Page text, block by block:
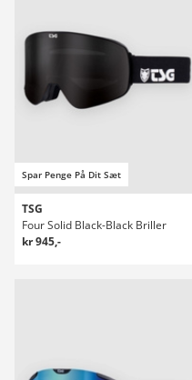
Spar Penge På Dit Sæt
TSG
Four Solid Black-Black Briller
kr 945,-